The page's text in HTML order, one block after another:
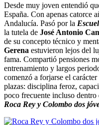
Desde muy joven entendió
España. Con apenas catorce
Andalucía. Pasó por la
la tutela de José Antonio
de su concepto técnico y
Gerena estuvieron lejos del
fama. Compartió pensiones
entrenamiento y largos
comenzó a forjarse el
plazas: disciplina feroz,
poco frecuente incluso dentro
Roca Rey y Colombo dos